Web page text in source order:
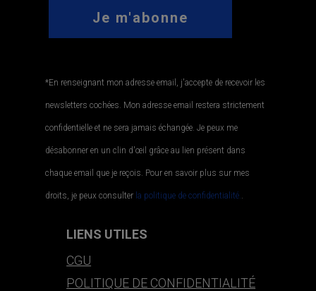
*En renseignant mon adresse email, j'accepte de recevoir les
newsletters cochées. Mon adresse email restera strictement
confidentielle et ne sera jamais échangée. Je peux me
désabonner en un clin d'œil grâce au lien présent dans
chaque email que je reçois. Pour en savoir plus sur mes
droits, je peux consulter la politique de confidentialité..
LIENS UTILES
CGU
POLITIQUE DE CONFIDENTIALITÉ